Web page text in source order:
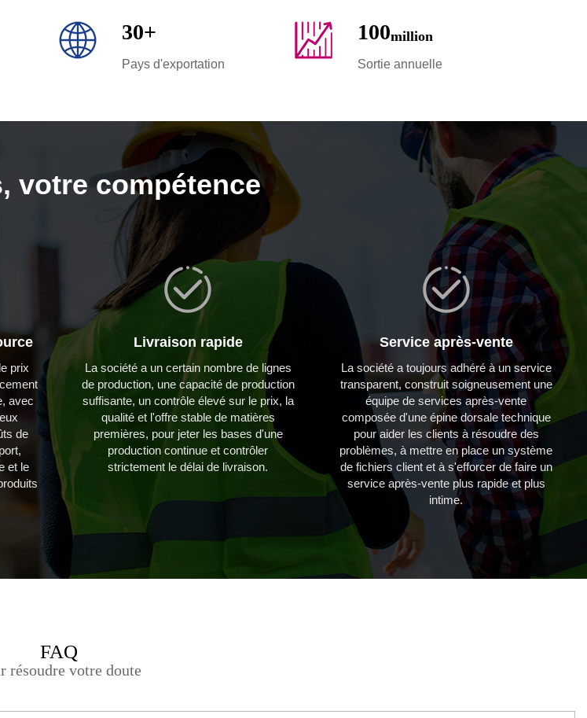
30+
Pays d'exportation
100million
Sortie annuelle
votre compétence
prix
avec
de
et le
Livraison rapide
La société a un certain nombre de lignes
de production, une capacité de production
suffisante, un contrôle élevé sur le prix, la
qualité et l'offre stable de matières
premières, pour jeter les bases d'une
production continue et contrôler
strictement le délai de livraison.
Service après-vente
La société a toujours adhéré à un service
transparent, construit soigneusement une
équipe de services après-vente
composée d'une épine dorsale technique
pour aider les clients à résoudre des
problèmes, à mettre en place un système
de fichiers client et à s'efforcer de faire un
service après-vente plus rapide et plus
intime.
FAQ
résoudre votre doute